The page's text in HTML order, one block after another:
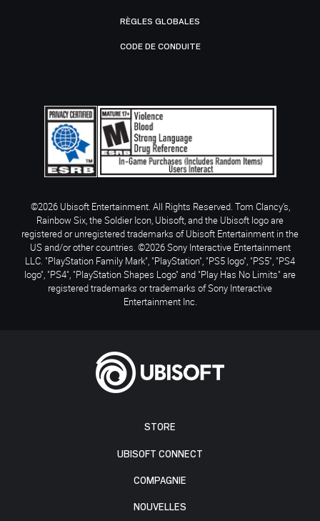
STORE
UBISOFT CONNECT
COMPAGNIE
NOUVELLES
RÈGLES GLOBALES
CODE DE CONDUITE
©2026 Ubisoft Entertainment. All Rights Reserved. Tom Clancy’s,
Rainbow Six, the Soldier Icon, Ubisoft, and the Ubisoft logo are
registered or unregistered trademarks of Ubisoft Entertainment in the
US and/or other countries. ©2026 Sony Interactive Entertainment
LLC. "PlayStation Family Mark", "PlayStation", "PS5 logo", "PS5", "PS4
logo", "PS4", "PlayStation Shapes Logo" and "Play Has No Limits" are
registered trademarks or trademarks of Sony Interactive
Entertainment Inc.